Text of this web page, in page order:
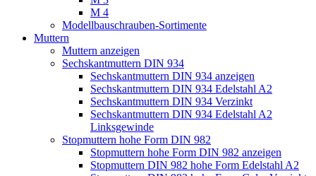
M 4
Modellbauschrauben-Sortimente
Muttern
Muttern anzeigen
Sechskantmuttern DIN 934
Sechskantmuttern DIN 934 anzeigen
Sechskantmuttern DIN 934 Edelstahl A2
Sechskantmuttern DIN 934 Verzinkt
Sechskantmuttern DIN 934 Edelstahl A2
Linksgewinde
Stopmuttern hohe Form DIN 982
Stopmuttern hohe Form DIN 982 anzeigen
Stopmuttern DIN 982 hohe Form Edelstahl A2